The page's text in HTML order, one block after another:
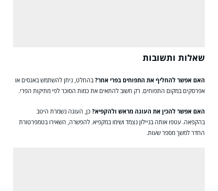
שאלות ותשובות
האם אפשר להחליף את התפוחים בפרי אחר?בהחלט, ניתן להשתמש באגסים או
אפרסקים במקום התפוחים. רק חשוב להתאים את כמות הסוכר לפי מתיקות הפרי.
האם אפשר להכין את העוגה מראש ולהקפיא?כן, העוגה נשמרת היטב
בהקפאה. עטפו אותה בניילון נצמד ושימו במקפיא. להפשרה, השאירו בטמפרטורת
החדר למשך מספר שעות.